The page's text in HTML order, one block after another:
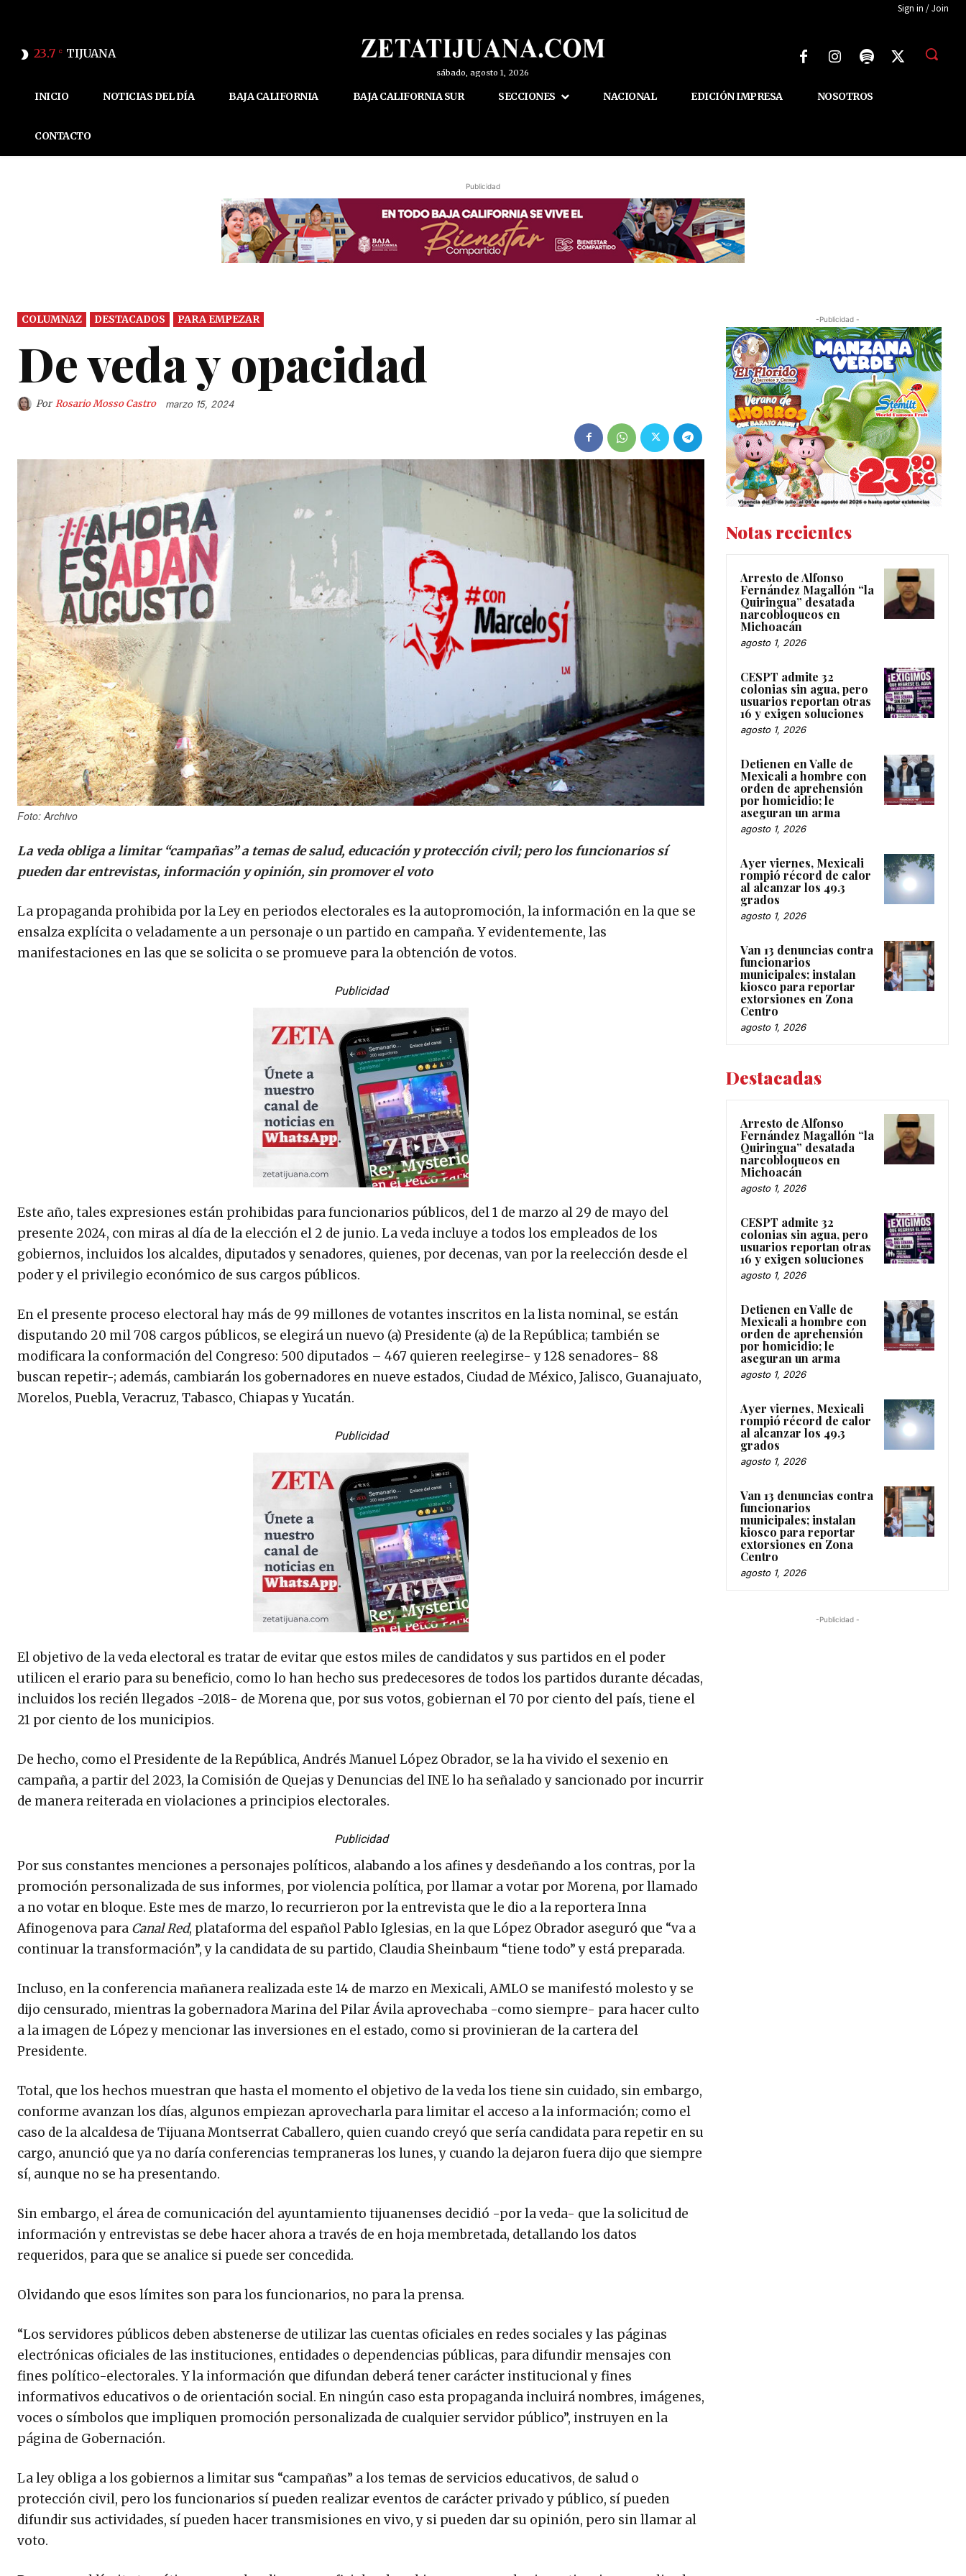
Sign in / Join
23.7 C TIJUANA
sábado, agosto 1, 2026
INICIO NOTICIAS DEL DÍA BAJA CALIFORNIA BAJA CALIFORNIA SUR SECCIONES NACIONAL EDICIÓN IMPRESA NOSOTROS
CONTACTO
Publicidad
COLUMNAZ DESTACADOS PARA EMPEZAR
De veda y opacidad
Por Rosario Mosso Castro marzo 15, 2024
Foto: Archivo
La veda obliga a limitar “campañas” a temas de salud, educación y protección civil; pero los funcionarios sí
pueden dar entrevistas, información y opinión, sin promover el voto
La propaganda prohibida por la Ley en periodos electorales es la autopromoción, la información en la que se
ensalza explícita o veladamente a un personaje o un partido en campaña. Y evidentemente, las
manifestaciones en las que se solicita o se promueve para la obtención de votos.
Publicidad
Este año, tales expresiones están prohibidas para funcionarios públicos, del 1 de marzo al 29 de mayo del
presente 2024, con miras al día de la elección el 2 de junio. La veda incluye a todos los empleados de los
gobiernos, incluidos los alcaldes, diputados y senadores, quienes, por decenas, van por la reelección desde el
poder y el privilegio económico de sus cargos públicos.
En el presente proceso electoral hay más de 99 millones de votantes inscritos en la lista nominal, se están
disputando 20 mil 708 cargos públicos, se elegirá un nuevo (a) Presidente (a) de la República; también se
modificara la conformación del Congreso: 500 diputados – 467 quieren reelegirse- y 128 senadores- 88
buscan repetir-; además, cambiarán los gobernadores en nueve estados, Ciudad de México, Jalisco, Guanajuato,
Morelos, Puebla, Veracruz, Tabasco, Chiapas y Yucatán.
Publicidad
El objetivo de la veda electoral es tratar de evitar que estos miles de candidatos y sus partidos en el poder
utilicen el erario para su beneficio, como lo han hecho sus predecesores de todos los partidos durante décadas,
incluidos los recién llegados -2018- de Morena que, por sus votos, gobiernan el 70 por ciento del país, tiene el
21 por ciento de los municipios.
De hecho, como el Presidente de la República, Andrés Manuel López Obrador, se la ha vivido el sexenio en
campaña, a partir del 2023, la Comisión de Quejas y Denuncias del INE lo ha señalado y sancionado por incurrir
de manera reiterada en violaciones a principios electorales.
Publicidad
Por sus constantes menciones a personajes políticos, alabando a los afines y desdeñando a los contras, por la
promoción personalizada de sus informes, por violencia política, por llamar a votar por Morena, por llamado
a no votar en bloque. Este mes de marzo, lo recurrieron por la entrevista que le dio a la reportera Inna
Afinogenova para Canal Red, plataforma del español Pablo Iglesias, en la que López Obrador aseguró que “va a
continuar la transformación”, y la candidata de su partido, Claudia Sheinbaum “tiene todo” y está preparada.
Incluso, en la conferencia mañanera realizada este 14 de marzo en Mexicali, AMLO se manifestó molesto y se
dijo censurado, mientras la gobernadora Marina del Pilar Ávila aprovechaba -como siempre- para hacer culto
a la imagen de López y mencionar las inversiones en el estado, como si provinieran de la cartera del
Presidente.
Total, que los hechos muestran que hasta el momento el objetivo de la veda los tiene sin cuidado, sin embargo,
conforme avanzan los días, algunos empiezan aprovecharla para limitar el acceso a la información; como el
caso de la alcaldesa de Tijuana Montserrat Caballero, quien cuando creyó que sería candidata para repetir en su
cargo, anunció que ya no daría conferencias tempraneras los lunes, y cuando la dejaron fuera dijo que siempre
sí, aunque no se ha presentando.
Sin embargo, el área de comunicación del ayuntamiento tijuanenses decidió -por la veda- que la solicitud de
información y entrevistas se debe hacer ahora a través de en hoja membretada, detallando los datos
requeridos, para que se analice si puede ser concedida.
Olvidando que esos límites son para los funcionarios, no para la prensa.
“Los servidores públicos deben abstenerse de utilizar las cuentas oficiales en redes sociales y las páginas
electrónicas oficiales de las instituciones, entidades o dependencias públicas, para difundir mensajes con
fines político-electorales. Y la información que difundan deberá tener carácter institucional y fines
informativos educativos o de orientación social. En ningún caso esta propaganda incluirá nombres, imágenes,
voces o símbolos que impliquen promoción personalizada de cualquier servidor público”, instruyen en la
página de Gobernación.
La ley obliga a los gobiernos a limitar sus “campañas” a los temas de servicios educativos, de salud o
protección civil, pero los funcionarios sí pueden realizar eventos de carácter privado y público, sí pueden
difundir sus actividades, sí pueden hacer transmisiones en vivo, y si pueden dar su opinión, pero sin llamar al
voto.
-Publicidad -
Notas recientes
Arresto de Alfonso
Fernández Magallón “la
Quiringua” desatada
narcobloqueos en
Michoacán
agosto 1, 2026
CESPT admite 32
colonias sin agua, pero
usuarios reportan otras
16 y exigen soluciones
agosto 1, 2026
Detienen en Valle de
Mexicali a hombre con
orden de aprehensión
por homicidio; le
aseguran un arma
agosto 1, 2026
Ayer viernes, Mexicali
rompió récord de calor
al alcanzar los 49.3
grados
agosto 1, 2026
Van 13 denuncias contra
funcionarios
municipales; instalan
kiosco para reportar
extorsiones en Zona
Centro
agosto 1, 2026
Destacadas
Arresto de Alfonso
Fernández Magallón “la
Quiringua” desatada
narcobloqueos en
Michoacán
agosto 1, 2026
CESPT admite 32
colonias sin agua, pero
usuarios reportan otras
16 y exigen soluciones
agosto 1, 2026
Detienen en Valle de
Mexicali a hombre con
orden de aprehensión
por homicidio; le
aseguran un arma
agosto 1, 2026
Ayer viernes, Mexicali
rompió récord de calor
al alcanzar los 49.3
grados
agosto 1, 2026
Van 13 denuncias contra
funcionarios
municipales; instalan
kiosco para reportar
extorsiones en Zona
Centro
agosto 1, 2026
-Publicidad -